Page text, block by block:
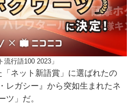
流行語100 2023」
ネット新語賞」に選ばれたの
レガシー』から突如生まれたネ
ツ」だ。